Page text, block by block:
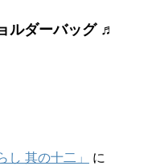
ルダーバッグ ♬
其の十二」
に